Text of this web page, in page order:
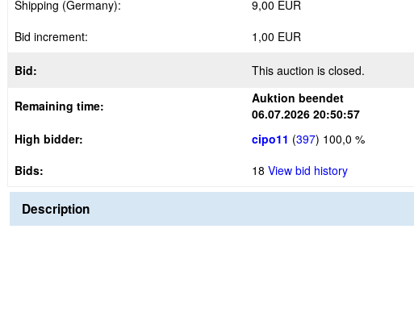
Shipping (Germany):
9,00 EUR
Bid increment:
1,00 EUR
Bid: This auction is closed.
Remaining time:
Auktion beendet
06.07.2026 20:50:57
High bidder:
cipo11 (397) 100,0 %
Bids:
18 View bid history
Description